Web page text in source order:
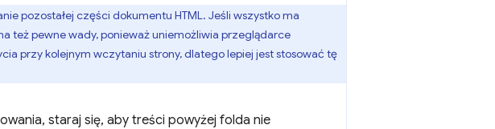
pozostałej części dokumentu HTML. Jeśli wszystko ma
też pewne wady, ponieważ uniemożliwia przeglądarce
przy kolejnym wczytaniu strony, dlatego lepiej jest stosować tę
staraj się, aby treści powyżej folda nie